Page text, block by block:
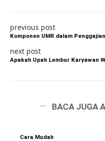
previous post
Komponen UMR dalam
next post
Apakah Upah Lembur Karyawan
BACA JUGA
Cara Mudah